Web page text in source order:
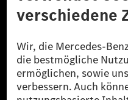
© 2026 Mercedes-Benz Group
[1] Bilanziell CO₂-neutral
reduzierte CO₂-Emissionen bei
zertifizierte Ausgleichsprojekte